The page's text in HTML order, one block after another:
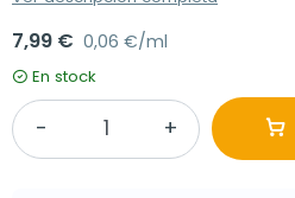
7,99 € 0,06 €/ml
En stock